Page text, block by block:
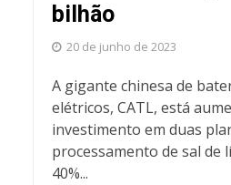
bilhão
20 de junho de 2023
A gigante chinesa de
elétricos, CATL, está
investimento em duas
processamento de sal de
40%...